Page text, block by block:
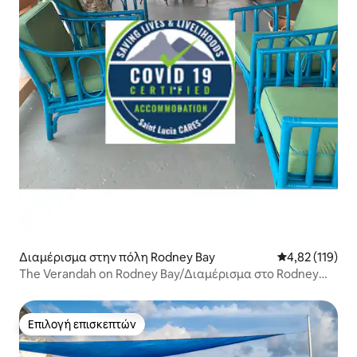
Διαμέρισμα στην πόλη Rodney Bay Μέση
4,82 (119)
The Verandah on Rodney Bay/Διαμέρισμα στο Rodney
Επιλογή επισκεπτών
Επιλογή επισκεπτών